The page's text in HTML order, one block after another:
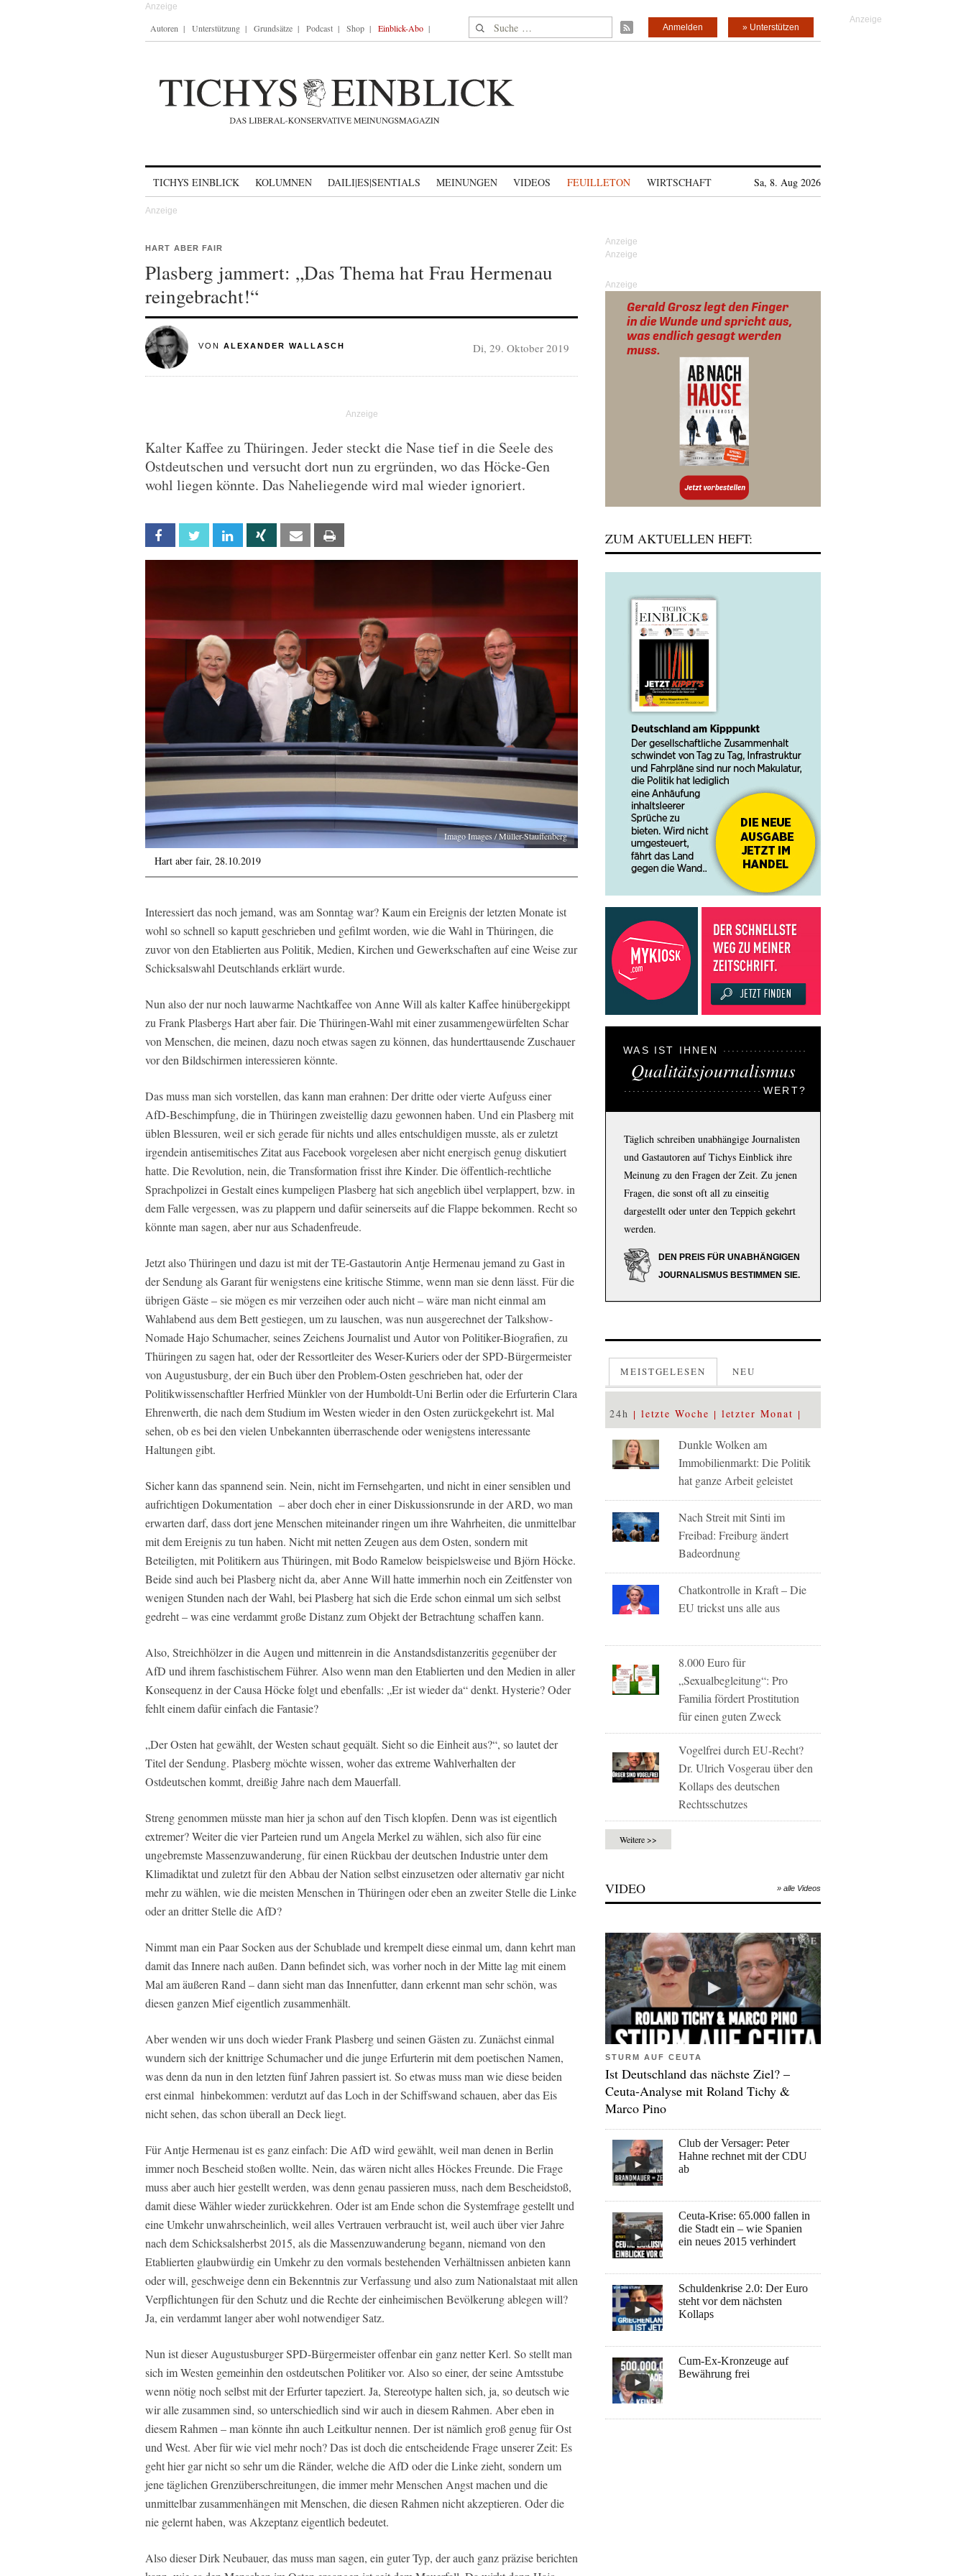
Autoren Unterstützung Grundsätze Podcast Shop Einblick-Abo Suche nach: » Unterstützen
Anmelden
TICHYS EINBLICK KOLUMNEN DAILI|ES|SENTIALS MEINUNGEN VIDEOS FEUILLETON WIRTSCHAFT Sa, 8. Aug 2026
HART ABER FAIR
Plasberg jammert: „Das Thema hat Frau Hermenau
reingebracht!“
VON ALEXANDER WALLASCH Di, 29. Oktober 2019
Kalter Kaffee zu Thüringen. Jeder steckt die Nase tief in die Seele des
Ostdeutschen und versucht dort nun zu ergründen, wo das Höcke-Gen
wohl liegen könnte. Das Naheliegende wird mal wieder ignoriert.
Facebook Twitter Linkedin Xing Email
Imago Images / Müller-Stauffenberg
Hart aber fair, 28.10.2019
Interessiert das noch jemand, was am Sonntag war? Kaum ein Ereignis der letzten Monate ist
wohl so schnell so kaputt geschrieben und gefilmt worden, wie die Wahl in Thüringen, die
zuvor von den Etablierten aus Politik, Medien, Kirchen und Gewerkschaften auf eine Weise zur
Schicksalswahl Deutschlands erklärt wurde.
Nun also der nur noch lauwarme Nachtkaffee von Anne Will als kalter Kaffee hinübergekippt
zu Frank Plasbergs Hart aber fair. Die Thüringen-Wahl mit einer zusammengewürfelten Schar
von Menschen, die meinen, dazu noch etwas sagen zu können, das hunderttausende Zuschauer
vor den Bildschirmen interessieren könnte.
Das muss man sich vorstellen, das kann man erahnen: Der dritte oder vierte Aufguss einer
AfD-Beschimpfung, die in Thüringen zweistellig dazu gewonnen haben. Und ein Plasberg mit
üblen Blessuren, weil er sich gerade für nichts und alles entschuldigen musste, als er zuletzt
irgendein antisemitisches Zitat aus Facebook vorgelesen aber nicht energisch genug diskutiert
hatte. Die Revolution, nein, die Transformation frisst ihre Kinder. Die öffentlich-rechtliche
Sprachpolizei in Gestalt eines kumpeligen Plasberg hat sich angeblich übel verplappert, bzw. in
dem Falle vergessen, was zu plappern und dafür seinerseits auf die Flappe bekommen. Recht so
könnte man sagen, aber nur aus Schadenfreude.
Jetzt also Thüringen und dazu ist mit der TE-Gastautorin Antje Hermenau jemand zu Gast in
der Sendung als Garant für wenigstens eine kritische Stimme, wenn man sie denn lässt. Für die
übrigen Gäste – sie mögen es mir verzeihen oder auch nicht – wäre man nicht einmal am
Wahlabend aus dem Bett gestiegen, um zu lauschen, was nun ausgerechnet der Talkshow-
Nomade Hajo Schumacher, seines Zeichens Journalist und Autor von Politiker-Biografien, zu
Thüringen zu sagen hat, oder der Ressortleiter des Weser-Kuriers oder der SPD-Bürgermeister
von Augustusburg, der ein Buch über den Problem-Osten geschrieben hat, oder der
Politikwissenschaftler Herfried Münkler von der Humboldt-Uni Berlin oder die Erfurterin Clara
Ehrenwerth, die nach dem Studium im Westen wieder in den Osten zurückgekehrt ist. Mal
sehen, ob es bei den vielen Unbekannten überraschende oder wenigstens interessante
Haltungen gibt.
Sicher kann das spannend sein. Nein, nicht im Fernsehgarten, und nicht in einer sensiblen und
aufrichtigen Dokumentation – aber doch eher in einer Diskussionsrunde in der ARD, wo man
erwarten darf, dass dort jene Menschen miteinander ringen um ihre Wahrheiten, die unmittelbar
mit dem Ereignis zu tun haben. Nicht mit netten Zeugen aus dem Osten, sondern mit
Beteiligten, mit Politikern aus Thüringen, mit Bodo Ramelow beispielsweise und Björn Höcke.
Beide sind auch bei Plasberg nicht da, aber Anne Will hatte immerhin noch ein Zeitfenster von
wenigen Stunden nach der Wahl, bei Plasberg hat sich die Erde schon einmal um sich selbst
gedreht – was eine verdammt große Distanz zum Objekt der Betrachtung schaffen kann.
Also, Streichhölzer in die Augen und mittenrein in die Anstandsdistanzeritis gegenüber der
AfD und ihrem faschistischem Führer. Also wenn man den Etablierten und den Medien in aller
Konsequenz in der Causa Höcke folgt und ebenfalls: „Er ist wieder da“ denkt. Hysterie? Oder
fehlt einem dafür einfach die Fantasie?
„Der Osten hat gewählt, der Westen schaut gequält. Sieht so die Einheit aus?“, so lautet der
Titel der Sendung. Plasberg möchte wissen, woher das extreme Wahlverhalten der
Ostdeutschen kommt, dreißig Jahre nach dem Mauerfall.
Streng genommen müsste man hier ja schon auf den Tisch klopfen. Denn was ist eigentlich
extremer? Weiter die vier Parteien rund um Angela Merkel zu wählen, sich also für eine
ungebremste Massenzuwanderung, für einen Rückbau der deutschen Industrie unter dem
Klimadiktat und zuletzt für den Abbau der Nation selbst einzusetzen oder alternativ gar nicht
mehr zu wählen, wie die meisten Menschen in Thüringen oder eben an zweiter Stelle die Linke
oder an dritter Stelle die AfD?
Nimmt man ein Paar Socken aus der Schublade und krempelt diese einmal um, dann kehrt man
damit das Innere nach außen. Dann befindet sich, was vorher noch in der Mitte lag mit einem
Mal am äußeren Rand – dann sieht man das Innenfutter, dann erkennt man sehr schön, was
diesen ganzen Mief eigentlich zusammenhält.
Aber wenden wir uns doch wieder Frank Plasberg und seinen Gästen zu. Zunächst einmal
wundern sich der knittrige Schumacher und die junge Erfurterin mit dem poetischen Namen,
was denn da nun in den letzten fünf Jahren passiert ist. So etwas muss man wie diese beiden
erst einmal hinbekommen: verdutzt auf das Loch in der Schiffswand schauen, aber das Eis
nicht sehen, das schon überall an Deck liegt.
Für Antje Hermenau ist es ganz einfach: Die AfD wird gewählt, weil man denen in Berlin
immer noch Bescheid stoßen wollte. Nein, das wären nicht alles Höckes Freunde. Die Frage
muss aber auch hier gestellt werden, was denn genau passieren muss, nach dem Bescheidstoß,
damit diese Wähler wieder zurückkehren. Oder ist am Ende schon die Systemfrage gestellt und
eine Umkehr unwahrscheinlich, weil alles Vertrauen verbraucht ist, weil auch über vier Jahre
nach dem Schicksalsherbst 2015, als die Massenzuwanderung begann, niemand von den
Etablierten glaubwürdig ein Umkehr zu den vormals bestehenden Verhältnissen anbieten kann
oder will, geschweige denn ein Bekenntnis zur Verfassung und also zum Nationalstaat mit allen
Verpflichtungen für den Schutz und die Rechte der einheimischen Bevölkerung ablegen will?
Ja, ein verdammt langer aber wohl notwendiger Satz.
Nun ist dieser Augustusburger SPD-Bürgermeister offenbar ein ganz netter Kerl. So stellt man
sich im Westen gemeinhin den ostdeutschen Politiker vor. Also so einer, der seine Amtsstube
wenn nötig noch selbst mit der Erfurter tapeziert. Ja, Stereotype halten sich, ja, so deutsch wie
wir alle zusammen sind, so unterschiedlich sind wir auch in diesem Rahmen. Aber eben in
diesem Rahmen – man könnte ihn auch Leitkultur nennen. Der ist nämlich groß genug für Ost
und West. Aber für wie viel mehr noch? Das ist doch die entscheidende Frage unserer Zeit: Es
geht hier gar nicht so sehr um die Ränder, welche die AfD oder die Linke zieht, sondern um
jene täglichen Grenzüberschreitungen, die immer mehr Menschen Angst machen und die
unmittelbar zusammenhängen mit Menschen, die diesen Rahmen nicht akzeptieren. Oder die
nie gelernt haben, was Akzeptanz eigentlich bedeutet.
Also dieser Dirk Neubauer, das muss man sagen, ein guter Typ, der auch ganz präzise berichten
Anzeige
ZUM AKTUELLEN HEFT:
WAS IST IHNEN
Qualitätsjournalismus
WERT?
Täglich schreiben unabhängige Journalisten
und Gastautoren auf Tichys Einblick ihre
Meinung zu den Fragen der Zeit. Zu jenen
Fragen, die sonst oft all zu einseitig
dargestellt oder unter den Teppich gekehrt
werden.
DEN PREIS FÜR UNABHÄNGIGEN
JOURNALISMUS BESTIMMEN SIE.
MEISTGELESEN NEU
24h letzte Woche letzter Monat
Dunkle Wolken am
Immobilienmarkt: Die Politik
hat ganze Arbeit geleistet
Nach Streit mit Sinti im
Freibad: Freiburg ändert
Badeordnung
Chatkontrolle in Kraft – Die
EU trickst uns alle aus
8.000 Euro für
„Sexualbegleitung“: Pro
Familia fördert Prostitution
für einen guten Zweck
Vogelfrei durch EU-Recht?
Dr. Ulrich Vosgerau über den
Kollaps des deutschen
Rechtsschutzes
Weitere >>
VIDEO » alle Videos
STURM AUF CEUTA
Ist Deutschland das nächste Ziel? –
Ceuta-Analyse mit Roland Tichy &
Marco Pino
Club der Versager: Peter
Hahne rechnet mit der CDU
ab
Ceuta-Krise: 65.000 fallen in
die Stadt ein – wie Spanien
ein neues 2015 verhindert
Schuldenkrise 2.0: Der Euro
steht vor dem nächsten
Kollaps
Cum-Ex-Kronzeuge auf
Bewährung frei